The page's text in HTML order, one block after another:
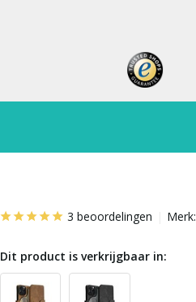
3 beoordelingen Merk:
Dit product is verkrijgbaar in: